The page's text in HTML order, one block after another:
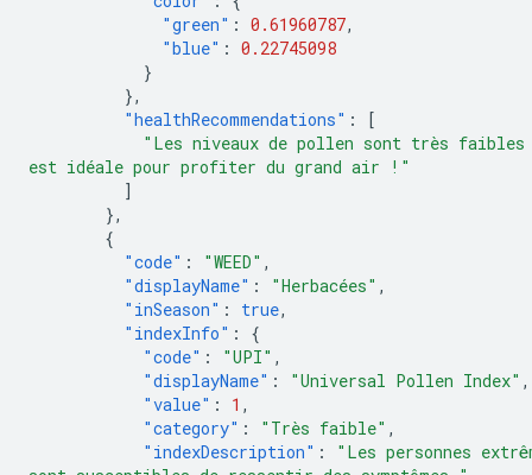
"green" : 0.61960787,
"blue" : 0.22745098
}
},
"healthRecommendations" :
[
"Les niveaux de pollen sont très
est idéale pour profiter du grand air !"
]
},
{
"code" : "WEED" ,
"displayName" : "Herbacées" ,
"inSeason" : true,
"indexInfo" :
{
"code" : "UPI" ,
"displayName" : "Universal Pollen Index" ,
"value" : 1 ,
"category" : "Très faible" ,
"indexDescription" :
"Les personnes